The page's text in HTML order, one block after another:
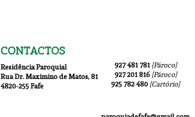
CONTACTOS
Residência Paroquial
Rua Dr. Maximino de Matos, 81
4820-255 Fafe
927 481 781 [Pároco]
927 201 816 [Pároco]
925 782 480 [Cartório]